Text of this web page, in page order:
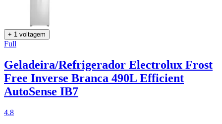
+ 1 voltagem
Full
Geladeira/Refrigerador Electrolux Frost
Free Inverse Branca 490L Efficient
AutoSense IB7
4.8